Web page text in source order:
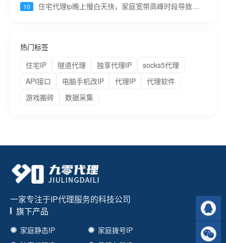
10
住宅代理ip晚上慢白天快，家庭宽带高峰时段导致，
热门标签
住宅IP
隧道代理 独享代理IP
socks5代理
API接口
电脑手机改IP 代理IP
代理软件
游戏搬砖
数据采集
一家专注于IP代理服务的科技公司
旗下产品
家庭静态IP
家庭拨号IP